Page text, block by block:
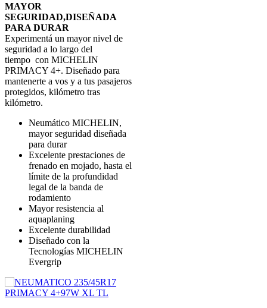
MAYOR
SEGURIDAD,DISEÑADA
PARA DURAR
Experimentá un mayor nivel de
seguridad a lo largo del
tiempo con MICHELIN
PRIMACY 4+. Diseñado para
mantenerte a vos y a tus pasajeros
protegidos, kilómetro tras
kilómetro.
Neumático MICHELIN,
mayor seguridad diseñada
para durar
Excelente prestaciones de
frenado en mojado, hasta el
límite de la profundidad
legal de la banda de
rodamiento
Mayor resistencia al
aquaplaning
Excelente durabilidad
Diseñado con la
Tecnologías MICHELIN
Evergrip